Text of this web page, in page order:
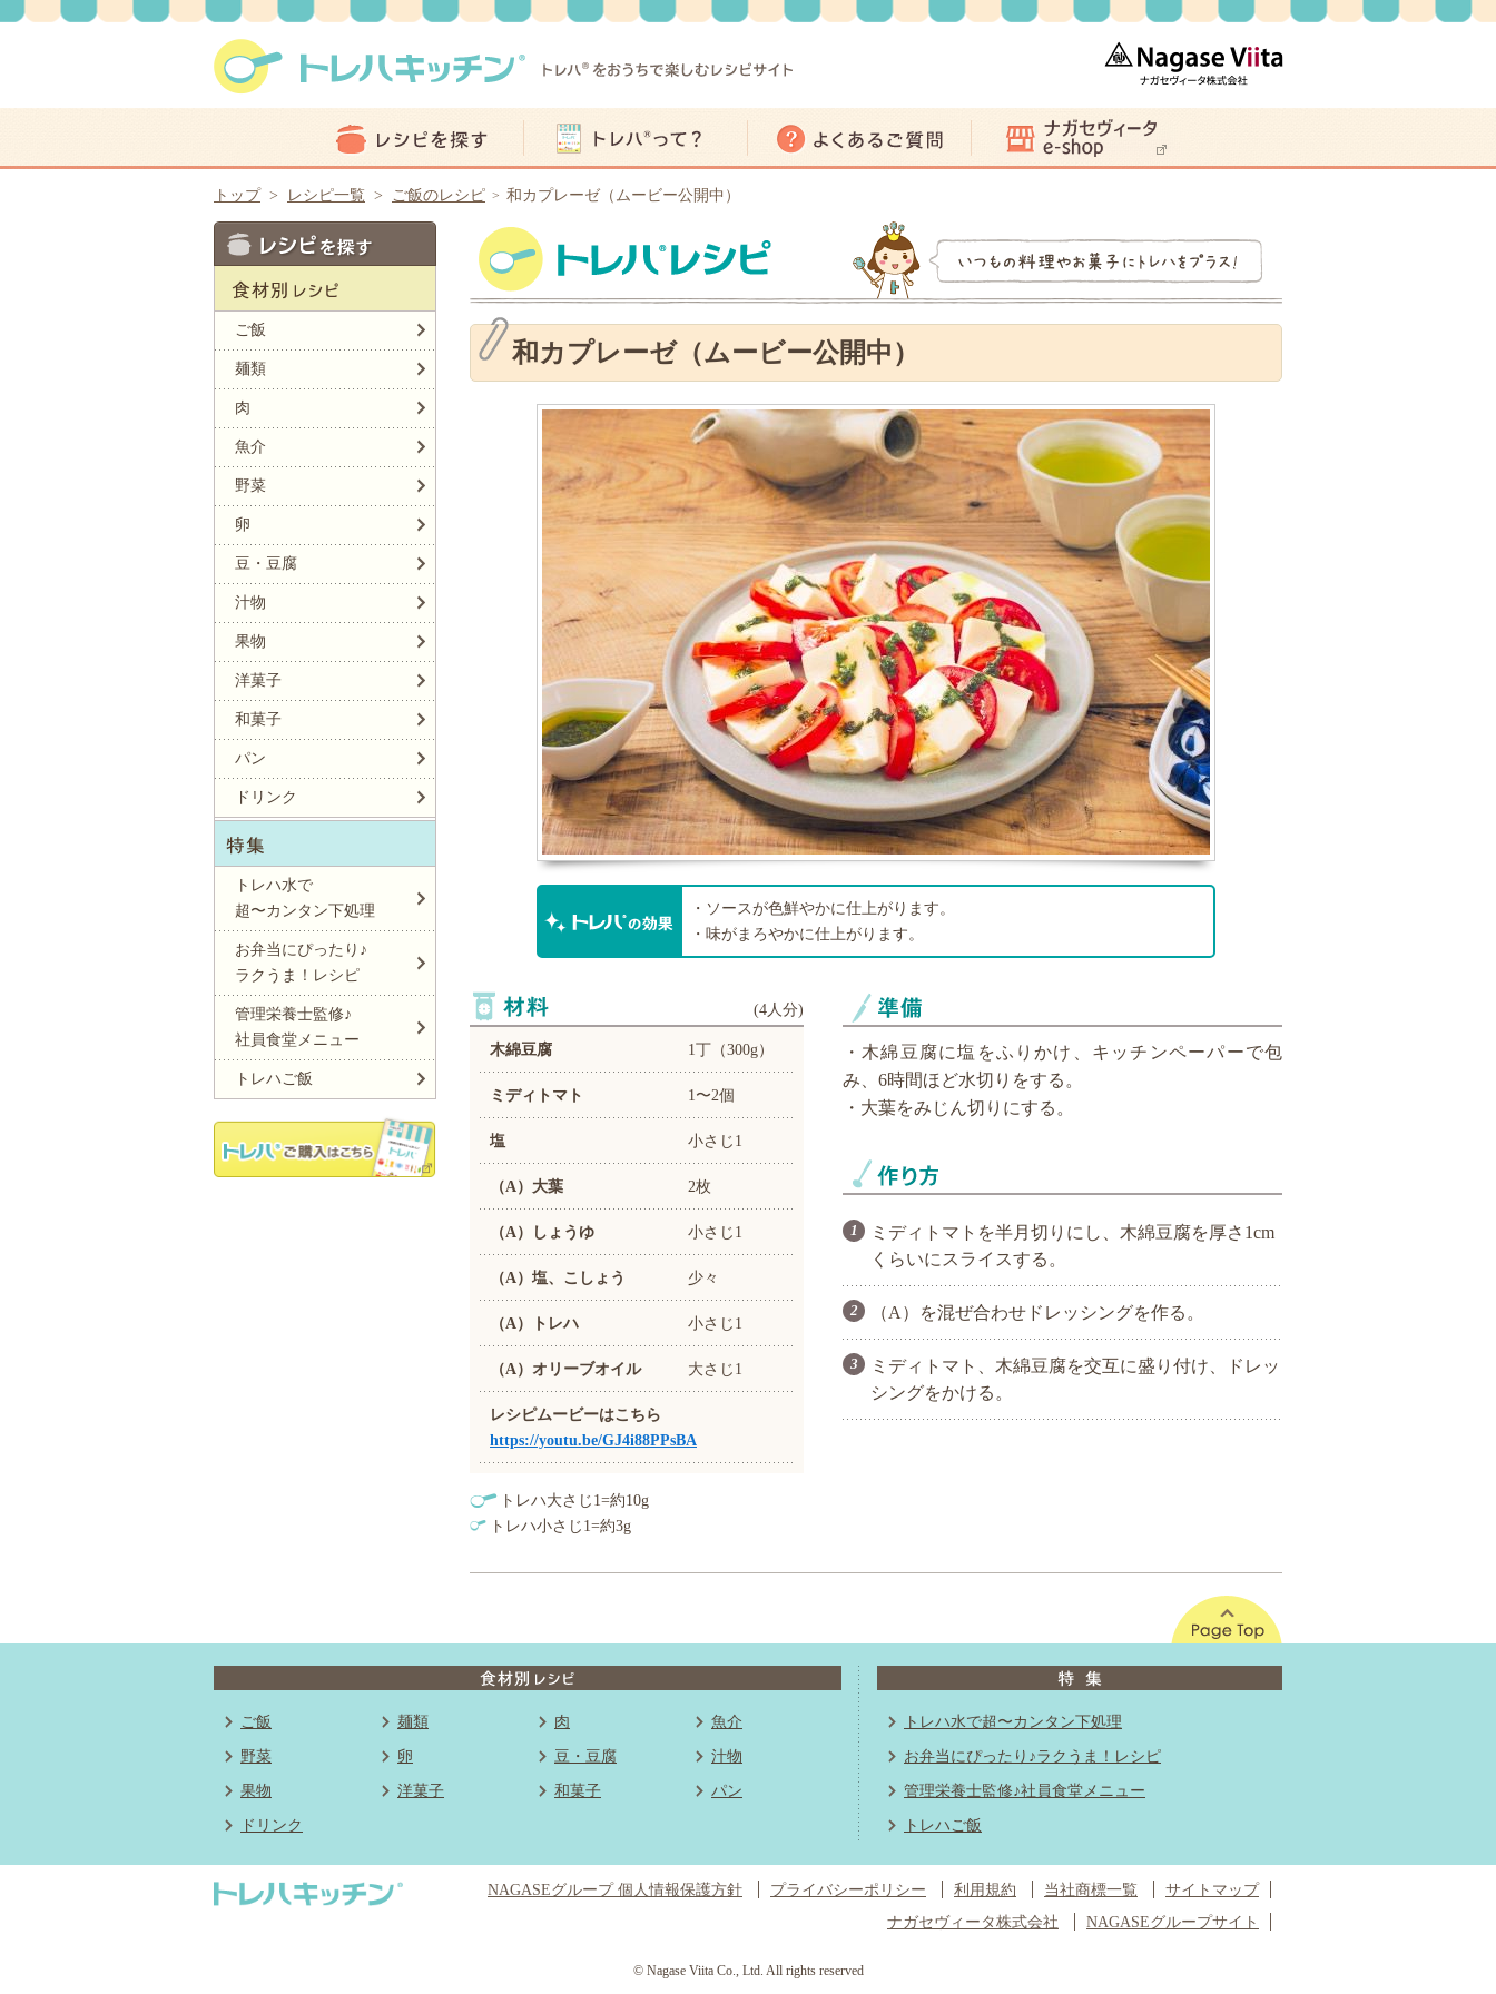
トップ> レシピ一覧 > ご飯のレシピ > 和カプレーゼ（ムービー公開中）
ご飯
麺類
肉
魚介
野菜
卵
豆・豆腐
汁物
果物
洋菓子
和菓子
パン
ドリンク
トレハ水で
超〜カンタン下処理
お弁当にぴったり♪
ラクうま！レシピ
管理栄養士監修♪
社員食堂メニュー
トレハご飯
和カプレーゼ（ムービー公開中）
・ソースが色鮮やかに仕上がります。
・味がまろやかに仕上がります。
(4人分)
木綿豆腐 1丁（300g）
ミディトマト 1〜2個
塩 小さじ1
（A）大葉 2枚
（A）しょうゆ 小さじ1
（A）塩、こしょう 少々
（A）トレハ 小さじ1
（A）オリーブオイル 大さじ1
レシピムービーはこちら
https://youtu.be/GJ4i88PPsBA
トレハ大さじ1=約10g
トレハ小さじ1=約3g
・木綿豆腐に塩をふりかけ、キッチンペーパーで包
み、6時間ほど水切りをする。
・大葉をみじん切りにする。
ミディトマトを半月切りにし、木綿豆腐を厚さ1cm
くらいにスライスする。
（A）を混ぜ合わせドレッシングを作る。
ミディトマト、木綿豆腐を交互に盛り付け、ドレッ
シングをかける。
ご飯 麺類 肉
魚介
野菜
卵 豆・豆腐
汁物
果物
洋菓子 和菓子
パン
ドリンク
トレハ水で超〜カンタン下処理
お弁当にぴったり♪ラクうま！レシピ
管理栄養士監修♪社員食堂メニュー
トレハご飯
NAGASEグループ 個人情報保護方針 プライバシーポリシー 利用規約 当社商標一覧
サイトマップ
ナガセヴィータ株式会社
NAGASEグループサイト
© Nagase Viita Co., Ltd. All rights reserved